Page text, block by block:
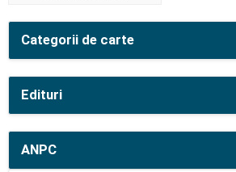
Categorii de carte
Edituri
ANPC